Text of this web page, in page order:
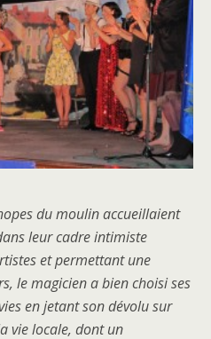
du moulin accueillaient
leur cadre intimiste
et permettant une
le magicien a bien choisi ses
en jetant son dévolu sur
vie locale, dont un